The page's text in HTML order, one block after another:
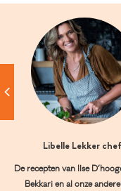
Libelle Lekker
De recepten van Ilse
Bekkari en al onze